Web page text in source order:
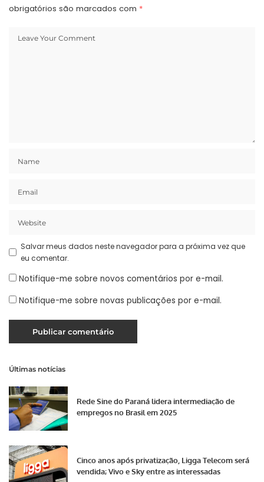
obrigatórios são marcados com *
Salvar meus dados neste navegador para a próxima vez que
eu comentar.
Notifique-me sobre novos comentários por e-mail.
Notifique-me sobre novas publicações por e-mail.
Últimas notícias
Rede Sine do Paraná lidera intermediação de
empregos no Brasil em 2025
Cinco anos após privatização, Ligga Telecom será
vendida; Vivo e Sky entre as interessadas